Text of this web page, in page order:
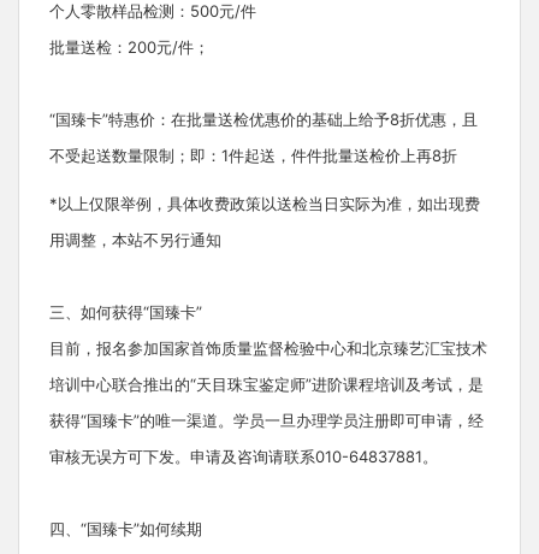
个人零散样品检测：500元/件
批量送检：200元/件；
“国臻卡”特惠价：在批量送检优惠价的基础上给予8折优惠，且
不受起送数量限制；即：1件起送，件件批量送检价上再8折
*以上仅限举例，具体收费政策以送检当日实际为准，如出现费
用调整，本站不另行通知
三、如何获得“国臻卡”
目前，报名参加国家首饰质量监督检验中心和北京臻艺汇宝技术
培训中心联合推出的“天目珠宝鉴定师”进阶课程培训及考试，是
获得“国臻卡”的唯一渠道。学员一旦办理学员注册即可申请，经
审核无误方可下发。申请及咨询请联系010-64837881。
四、“国臻卡”如何续期